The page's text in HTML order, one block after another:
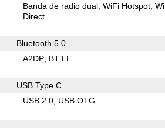
Banda de radio dual WiFi Hotspot
Direct
Bluetooth 5.0
A2DP BT LE
USB Type C
USB 2.0 USB OTG